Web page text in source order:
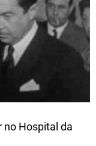
no Hospital da